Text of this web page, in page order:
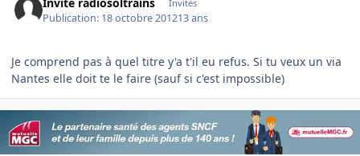
Invités
Publication: 18 octobre 201213 ans
Je comprend pas à quel titre y'a t'il eu refus. Si tu veux un via
Nantes elle doit te le faire (sauf si c'est impossible)